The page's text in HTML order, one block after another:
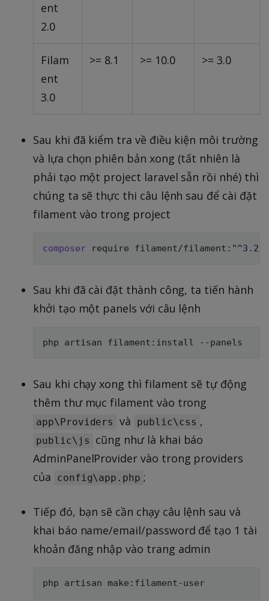
ent
2.0
Filam
ent
3.0
>= 8.1 >= 10.0 >= 3.0
Sau khi đã kiểm tra về điều kiện môi trường
và lựa chọn phiên bản xong (tất nhiên là
phải tạo một project laravel sẵn rồi nhé) thì
chúng ta sẽ thực thi câu lệnh sau để cài đặt
filament vào trong project
composer require filament/filament: "^3.2"
Sau khi đã cài đặt thành công, ta tiến hành
khởi tạo một panels với câu lệnh
Sau khi chạy xong thì filament sẽ tự động
thêm thư mục filament vào trong
app\Providers và public\css ,
public\js
cũng như là khai báo
AdminPanelProvider vào trong providers
của
config\app.php ;
Tiếp đó, bạn sẽ cần chạy câu lệnh sau và
khai báo name/email/password để tạo 1 tài
khoản đăng nhập vào trang admin